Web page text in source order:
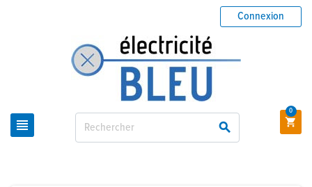
 
Connexion

0